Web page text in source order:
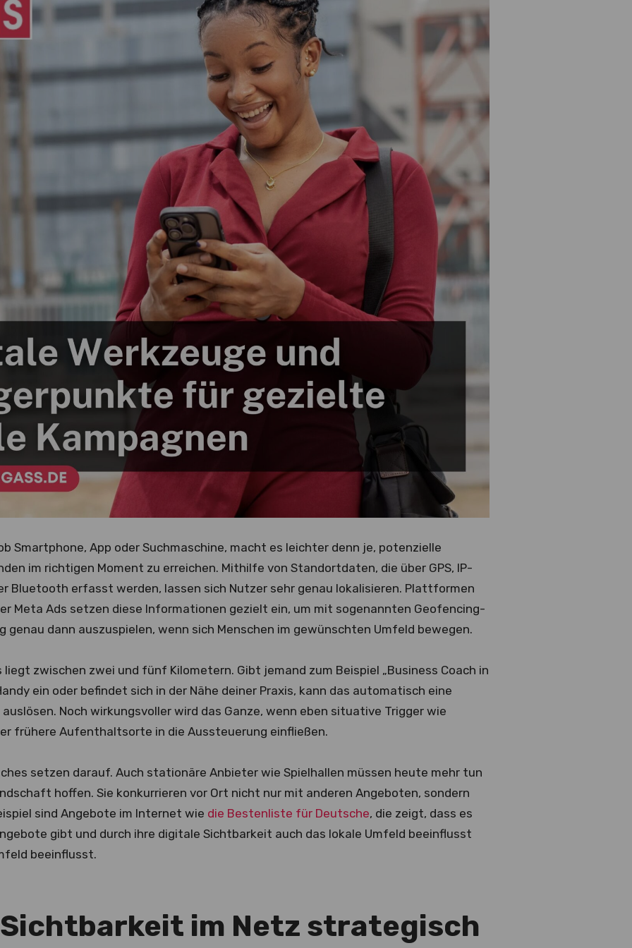
Smartphone, App oder Suchmaschine, macht es leichter denn je, potenzielle
im richtigen Moment zu erreichen. Mithilfe von Standortdaten, die über GPS, IP-
Bluetooth erfasst werden, lassen sich Nutzer sehr genau lokalisieren. Plattformen
Meta Ads setzen diese Informationen gezielt ein, um mit sogenannten Geofencing-
genau dann auszuspielen, wenn sich Menschen im gewünschten Umfeld bewegen.
liegt zwischen zwei und fünf Kilometern. Gibt jemand zum Beispiel „Business Coach in
ein oder befindet sich in der Nähe deiner Praxis, kann das automatisch eine
Noch wirkungsvoller wird das Ganze, wenn eben situative Trigger wie
frühere Aufenthaltsorte in die Aussteuerung einfließen.
setzen darauf. Auch stationäre Anbieter wie Spielhallen müssen heute mehr tun
hoffen. Sie konkurrieren vor Ort nicht nur mit anderen Angeboten, sondern
sind Angebote im Internet wie die Bestenliste für Deutsche, die zeigt, dass es
gibt und durch ihre digitale Sichtbarkeit auch das lokale Umfeld beeinflusst
beeinflusst.
im Netz strategisch